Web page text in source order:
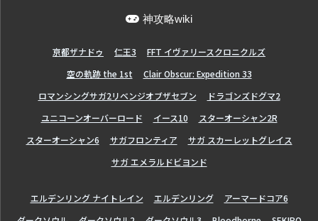
神攻略wiki
亰都ザナドゥ 仁王3
FFT イヴァリースクロニクルズ
空の軌跡 the 1st
Clair Obscur: Expedition 33
ロマンシングサガ2リベンジオブザセブン
ドラゴンズドグマ2
ユニコーンオーバーロード
イース10
スターオーシャン2R
スターオーシャン6
サガフロンティア
サガ スカーレットグレイス
サガ エメラルドビヨンド
エルデンリング ナイトレイン エルデンリング
アーマードコア6